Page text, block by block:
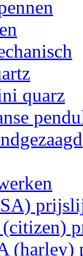
quarz
(harley)